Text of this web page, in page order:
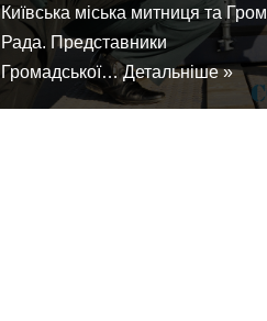
Київська міська митниця та
Рада. Представники
Громадської…Детальніше »